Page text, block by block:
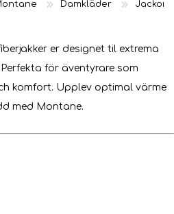
Damkläder Jackor
er designet til extrema
för äventyrare som
komfort. Upplev optimal värme
med Montane.